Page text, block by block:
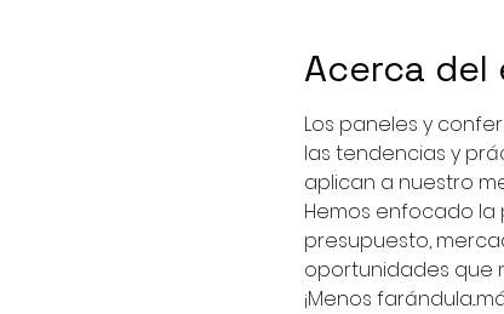
Acerca del
Los paneles y
las tendencias y
aplican a nuestro
Hemos enfocado
presupuesto,
oportunidades que
¡Menos